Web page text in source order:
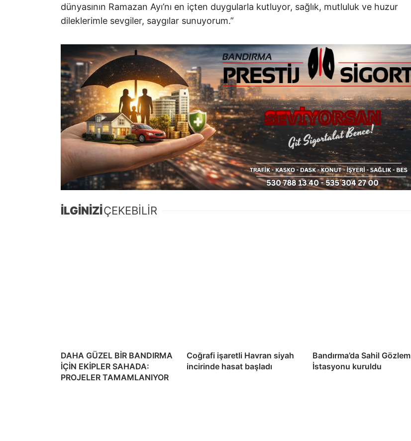
dünyasının Ramazan Ayı’nı en içten duygularla kutluyor, sağlık, mutluluk ve huzur
dileklerimle sevgiler, saygılar sunuyorum.”
İLGİNİZİÇEKEBİLİR
DAHA GÜZEL BİR BANDIRMA
İÇİN EKİPLER SAHADA:
PROJELER TAMAMLANIYOR
Coğrafi işaretli Havran siyah
incirinde hasat başladı
Bandırma’da Sahil Gözlem
İstasyonu kuruldu